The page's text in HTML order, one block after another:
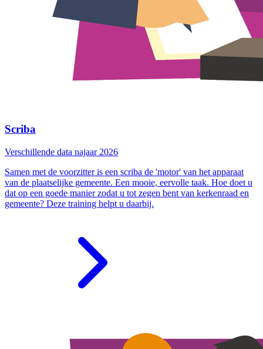
Scriba
Verschillende data najaar 2026
Samen met de voorzitter is een scriba de 'motor' van het apparaat
van de plaatselijke gemeente. Een mooie, eervolle taak. Hoe doet u
dat op een goede manier zodat u tot zegen bent van kerkenraad en
gemeente? Deze training helpt u daarbij.